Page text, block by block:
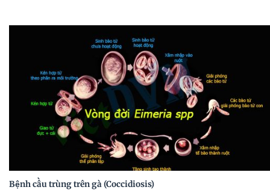
Bệnh cầu trùng trên gà (Coccidiosis)